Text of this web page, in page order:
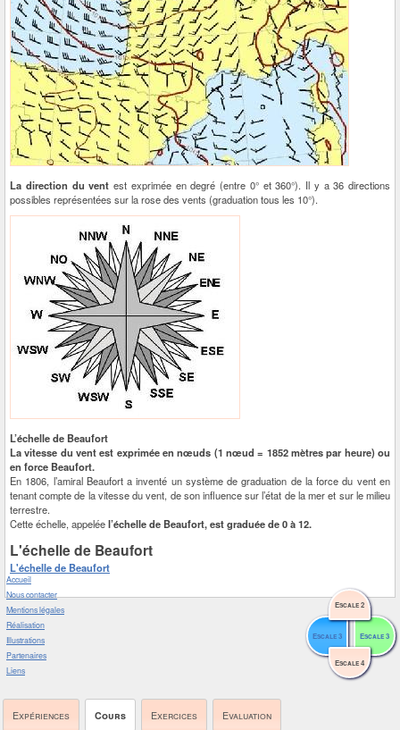
Expériences Cours Exercices Evaluation
Accueil
Nous contacter
Mentions légales
Réalisation
Illustrations
Partenaires
Liens
La direction du vent est exprimée en degré (entre 0° et 360°). Il y a 36 directions
possibles représentées sur la rose des vents (graduation tous les 10°).
L’échelle de Beaufort
La vitesse du vent est exprimée en nœuds (1 nœud = 1852 mètres par heure) ou
en force Beaufort.
En 1806, l’amiral Beaufort a inventé un système de graduation de la force du vent en
tenant compte de la vitesse du vent, de son influence sur l’état de la mer et sur le milieu
terrestre.
Cette échelle, appeléel’échelle de Beaufort, est graduée de 0 à 12.
L'échelle de Beaufort
L'échelle de Beaufort
Escale 3
Escale 3
Escale 4
Escale 2